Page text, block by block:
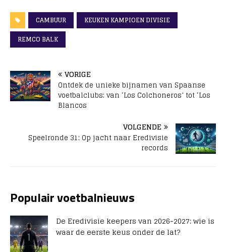
CAMBUUR
KEUKEN KAMPIOEN DIVISIE
REMCO BALK
VORIGE
Ontdek de unieke bijnamen van Spaanse
voetbalclubs: van ‘Los Colchoneros’ tot ‘Los
Blancos
VOLGENDE
Speelronde 31: Op jacht naar Eredivisie
records
Populair voetbalnieuws
De Eredivisie keepers van 2026-2027: wie is
waar de eerste keus onder de lat?